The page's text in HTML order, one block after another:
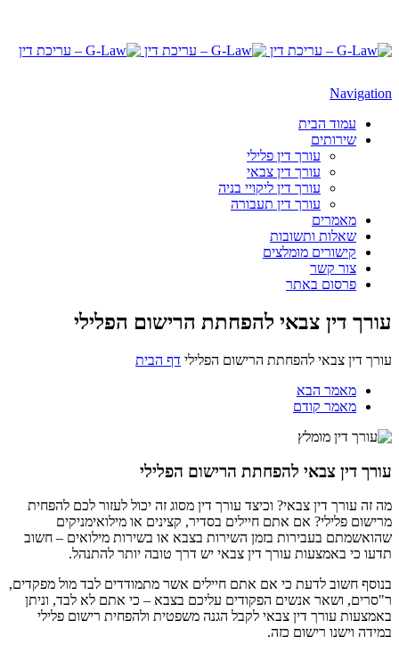
Navigation
עמוד הבית
שירותים
עורך דין פלילי
עורך דין צבאי
עורך דין ליקויי בניה
עורך דין תעבורה
מאמרים
שאלות ותשובות
קישורים מומלצים
צור קשר
פרסום באתר
עורך דין צבאי להפחתת הרישום הפלילי
עורך דין צבאי להפחתת הרישום הפלילי דף הבית
מאמר הבא
מאמר קודם
עורך דין צבאי להפחתת הרישום הפלילי
מה זה עורך דין צבאי? וכיצד עורך דין מסוג זה יכול לעזור לכם להפחית
מרישום פלילי? אם אתם חיילים בסדיר, קצינים או מילואימניקים
שהואשמתם בעבירות בזמן השירות בצבא או בשירות מילואים – חשוב
תדעו כי באמצעות עורך דין צבאי יש דרך טובה יותר להתנהל.
בנוסף חשוב לדעת כי אם אתם חיילים אשר מתמודדים לבד מול מפקדים,
ר"סרים, ושאר אנשים הפקודים עליכם בצבא – כי אתם לא לבד, וניתן
באמצעות עורך דין צבאי לקבל הגנה משפטית ולהפחית רישום פלילי
במידה וישנו רישום כזה.